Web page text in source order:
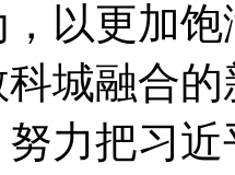
以更加
城融合
力把习